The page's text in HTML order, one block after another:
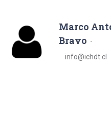
Marco
Bravo
info@ichdt.cl